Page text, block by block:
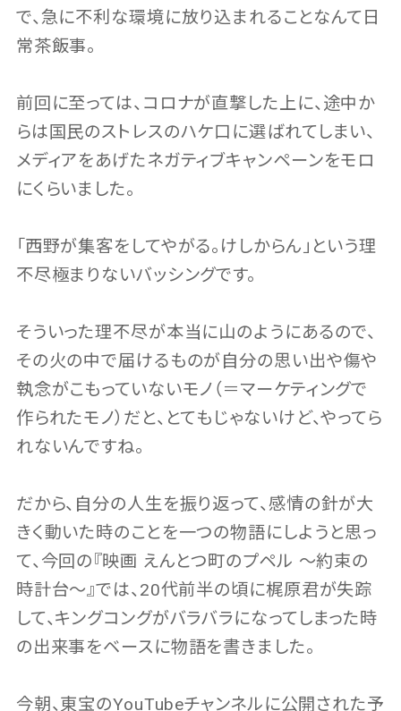
で、急に不利な環境に放り込まれることなんて日
常茶飯事。
前回に至っては、コロナが直撃した上に、途中か
らは国民のストレスのハケ口に選ばれてしまい、
メディアをあげたネガティブキャンペーンをモロ
にくらいました。
「西野が集客をしてやがる。けしからん」という理
不尽極まりないバッシングです。
そういった理不尽が本当に山のようにあるので、
その火の中で届けるものが自分の思い出や傷や
執念がこもっていないモノ（＝マーケティングで
作られたモノ）だと、とてもじゃないけど、やってら
れないんですね。
だから、自分の人生を振り返って、感情の針が大
きく動いた時のことを一つの物語にしようと思っ
て、今回の『映画 えんとつ町のプペル 〜約束の
時計台〜』では、20代前半の頃に梶原君が失踪
して、キングコングがバラバラになってしまった時
の出来事をベースに物語を書きました。
今朝、東宝のYouTubeチャンネルに公開された予